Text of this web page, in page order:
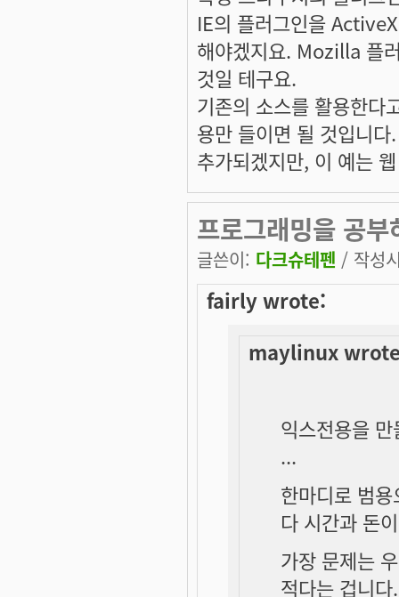
IE의 플러그인을
해야겠지요. Mozilla 플
것일 테구요.
기존의 소스를 활용한다
용만 들이면 될 것입니
추가되겠지만, 이 예는
프로그래밍을 공
글쓴이: 다크슈테펜 / 작성
fairly wrote:
maylinux
익스전용을
...
한마디로 범
다 시간과 돈
가장 문제는
적다는 겁니다.